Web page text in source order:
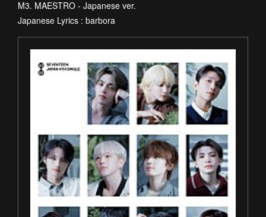
M3. MAESTRO - Japanese ver.
Japanese Lyrics : barbora